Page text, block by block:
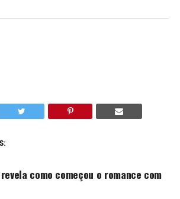
como começou o romance com